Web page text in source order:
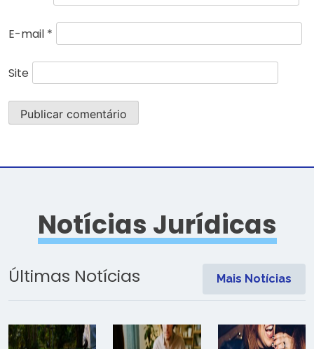
E-mail *
Site
Notícias Jurídicas
Últimas Notícias Mais Notícias